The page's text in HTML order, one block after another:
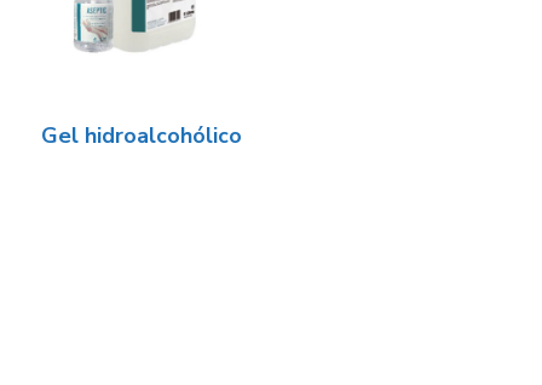
Gel hidroalcohólico